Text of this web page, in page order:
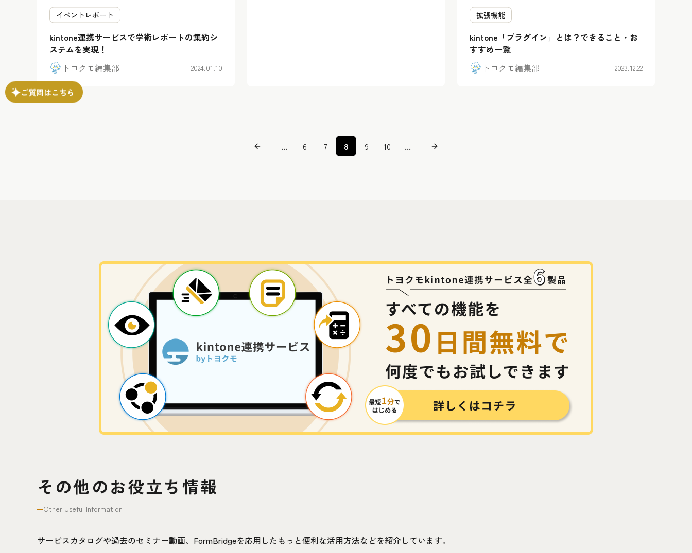
イベントレポート
kintone連携サービスで学術レポートの集約シ
ステムを実現！
トヨクモ編集部
2024.01.10
拡張機能
kintone「プラグイン」とは？できること・お
すすめ一覧
トヨクモ編集部
2023.12.22
... 6 7 8 9 10 ...
その他のお役立ち情報
Other Useful Information
サービスカタログや過去のセミナー動画、FormBridgeを応用したもっと便利な活用方法などを紹介しています。
ご質問はこちら